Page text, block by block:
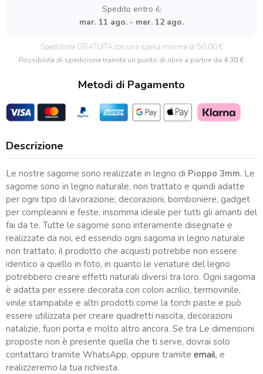
Spedito entro il:
mar. 11 ago. - mer. 12 ago.
Spedizione GRATUITA con una spesa minima di 50,00 €
Possibilità di spedizione tramite un punto di ritiro a partire da 4.30 €
Metodi di Pagamento
Descrizione
Le nostre sagome sono realizzate in legno di Pioppo 3mm. Le
sagome sono in legno naturale, non trattato e quindi adatte
per ogni tipo di lavorazione; decorazioni, bomboniere, gadget
per compleanni e feste, insomma ideale per tutti gli amanti del
fai da te. Tutte le sagome sono interamente disegnate e
realizzate da noi, ed essendo ogni sagoma in legno naturale
non trattato, il prodotto che acquisti potrebbe non essere
identico a quello in foto, in quanto le venature del legno
potrebbero creare effetti naturali diversi tra loro. Ogni sagoma
è adatta per essere decorata con colori acrilici, termovinile,
vinile stampabile e altri prodotti come la torch paste e può
essere utilizzata per creare quadretti nascita, decorazioni
natalizie, fuori porta e molto altro ancora. Se tra Le dimensioni
proposte non è presente quella che ti serve, dovrai solo
contattarci tramite WhatsApp, oppure tramite email, e
realizzeremo la tua richiesta.